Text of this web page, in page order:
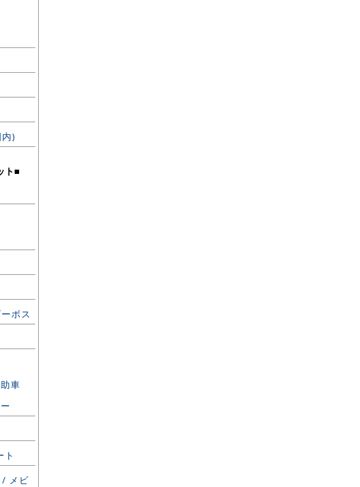
)
ト■
ボス
車
メビ